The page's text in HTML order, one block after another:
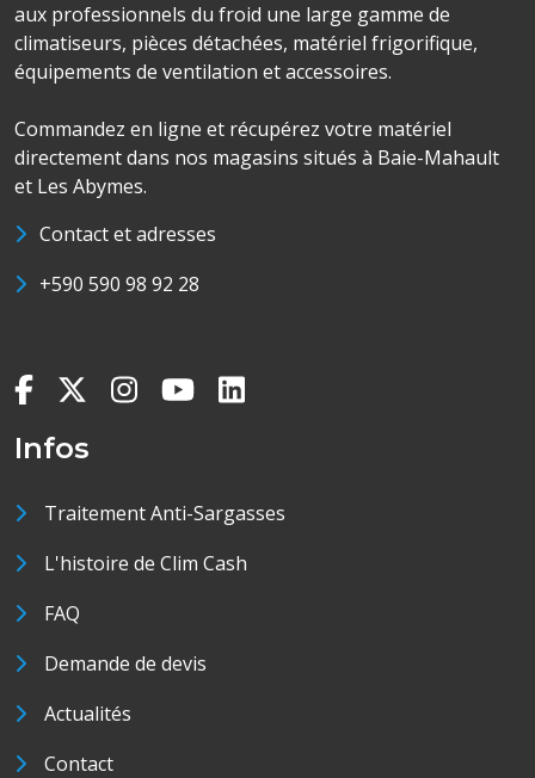
aux professionnels du froid une large gamme de
climatiseurs, pièces détachées, matériel frigorifique,
équipements de ventilation et accessoires.
Commandez en ligne et récupérez votre matériel
directement dans nos magasins situés à Baie-Mahault
et Les Abymes.
Contact et adresses
+590 590 98 92 28
Infos
Traitement Anti-Sargasses
L'histoire de Clim Cash
FAQ
Demande de devis
Actualités
Contact